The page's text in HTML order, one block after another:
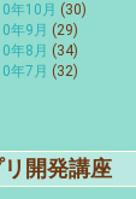
年10月 (30)
年9月 (29)
年8月 (34)
年7月 (32)
開発講座